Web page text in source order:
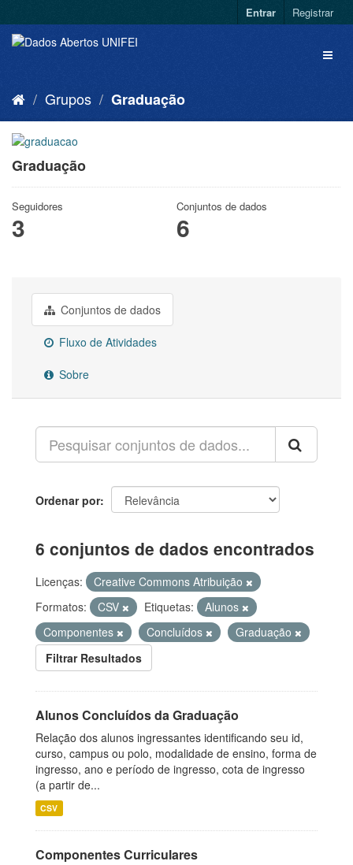
Entrar Registrar
Grupos Graduação
Graduação
Seguidores
3
Conjuntos de dados
6
Conjuntos de dados
Fluxo de Atividades
Sobre
Ordenar por
6 conjuntos de dados encontrados
Licenças:
Creative Commons Atribuição
Formatos:
CSV Etiquetas:
Alunos
Componentes
Concluídos
Graduação
Filtrar Resultados
Alunos Concluídos da Graduação
Relação dos alunos ingressantes identificando seu id,
curso, campus ou polo, modalidade de ensino, forma de
ingresso, ano e período de ingresso, cota de ingresso
(a partir de...
CSV
Componentes Curriculares